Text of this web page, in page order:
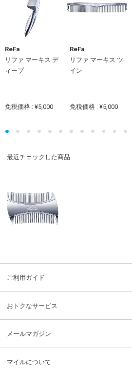
ReFa
リファ マーキス デ
ィープ
免税価格 : ¥5,000
ReFa
リファ マーキス ツ
イン
免税価格 : ¥5,000
最近チェックした商品
ご利用ガイド
おトクなサービス
メールマガジン
マイルについて